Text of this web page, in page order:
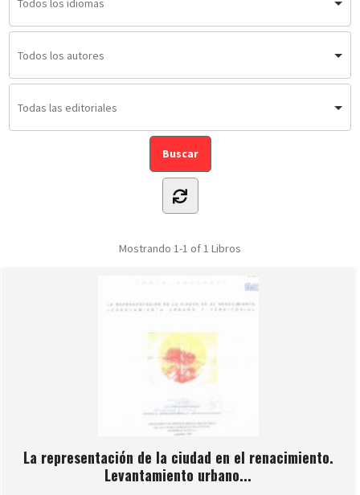
Mostrando 1-1 of 1 Libros
La representación de la ciudad en el renacimiento.
Levantamiento urbano...